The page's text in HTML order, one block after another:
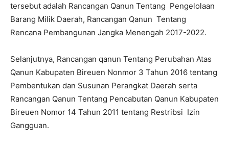
tersebut adalah Rancangan Qanun Tentang Pengelolaan
Barang Milik Daerah, Rancangan Qanun Tentang
Rencana Pembangunan Jangka Menengah 2017-2022.
Selanjutnya, Rancangan qanun Tentang Perubahan Atas
Qanun Kabupaten Bireuen Nonmor 3 Tahun 2016 tentang
Pembentukan dan Susunan Perangkat Daerah serta
Rancangan Qanun Tentang Pencabutan Qanun Kabupaten
Bireuen Nomor 14 Tahun 2011 tentang Restribsi Izin
Gangguan.